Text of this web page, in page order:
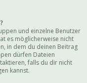
und einzelne Benutzer
es möglicherweise nicht
in dem du deinen Beitrag
dürfen Dateien
falls du dir nicht
kannst.